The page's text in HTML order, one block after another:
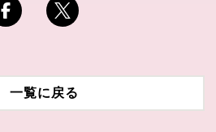
一覧に戻る